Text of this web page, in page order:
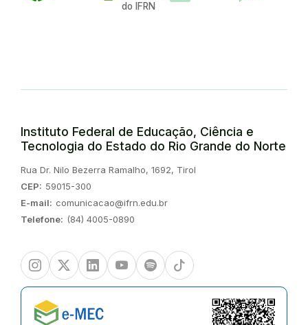
do IFRN
Instituto Federal de Educação, Ciência e
Tecnologia do Estado do Rio Grande do Norte
Endereço:
Rua Dr. Nilo Bezerra Ramalho, 1692, Tirol
CEP: 59015-300
E-mail: comunicacao@ifrn.edu.br
Telefone: (84) 4005-0890
InstagramTwitter/XLinkedinYoutubeSpotify TikTok